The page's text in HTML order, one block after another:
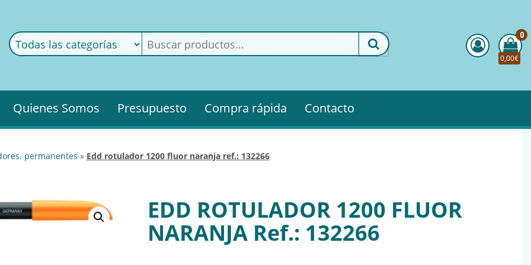
0
0,00€
Quienes Somos Presupuesto Compra rápida Contacto
permanentes » edd rotulador 1200 fluor naranja ref.: 132266
EDD ROTULADOR 1200 FLUOR
NARANJA Ref.: 132266